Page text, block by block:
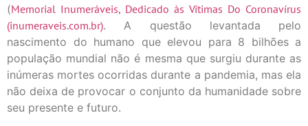
(Memorial Inumeráveis, Dedicado às Vítimas Do Coronavírus
(inumeraveis.com.br). A questão levantada pelo
nascimento do humano que elevou para 8 bilhões a
população mundial não é mesma que surgiu durante as
inúmeras mortes ocorridas durante a pandemia, mas ela
não deixa de provocar o conjunto da humanidade sobre
seu presente e futuro.